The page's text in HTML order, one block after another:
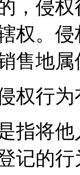
，侵
权。
售地
权行为
指将
记的